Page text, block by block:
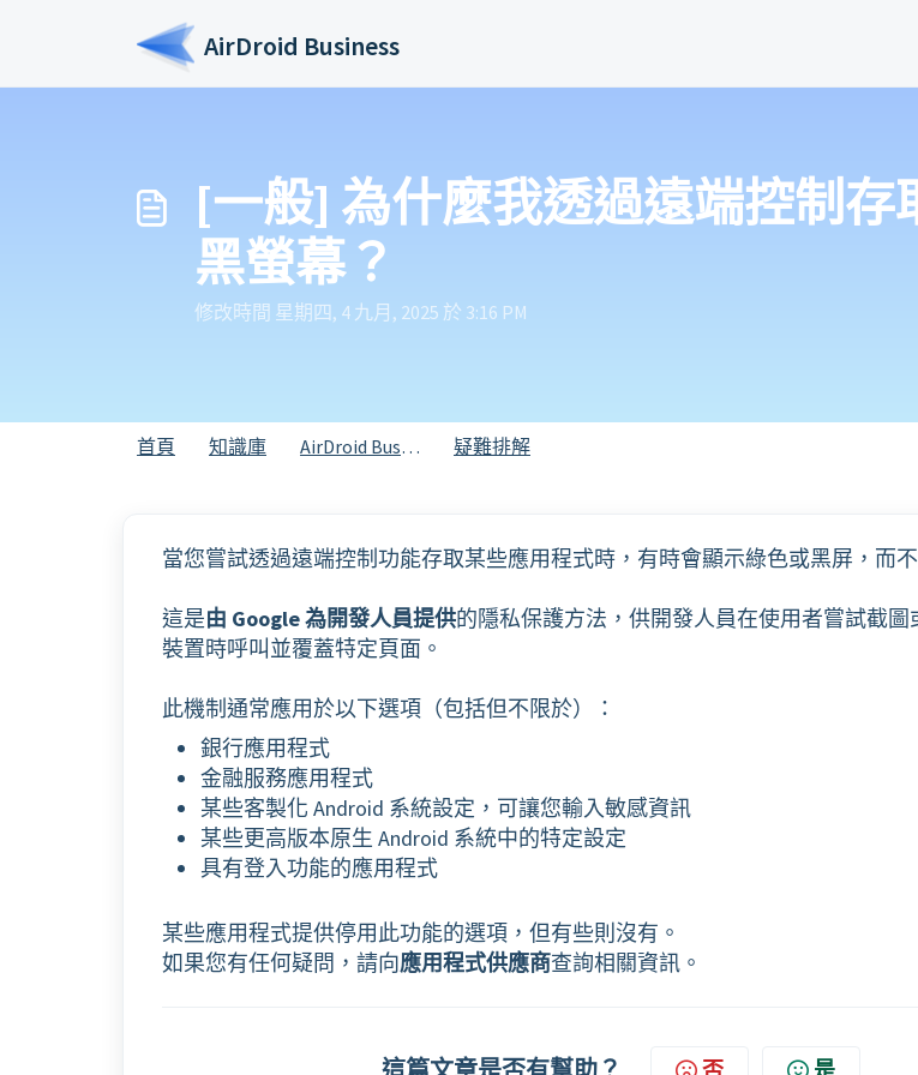
AirDroid Business
[一般] 為什麼我透過遠端控制
黑螢幕？
修改時間 星期四, 4 九月, 2025 於 3:16 PM
首頁 知識庫 AirDroid Business 疑難排解
當您嘗試透過遠端控制功能存取某些應用程式時，有時會顯示綠色或黑屏，而
這是由 Google 為開發人員提供的隱私保護方法，供開發人員在使用者嘗試截
裝置時呼叫並覆蓋特定頁面。
此機制通常應用於以下選項（包括但不限於）：
銀行應用程式
金融服務應用程式
某些客製化 Android 系統設定，可讓您輸入敏感資訊
某些更高版本原生 Android 系統中的特定設定
具有登入功能的應用程式
某些應用程式提供停用此功能的選項，但有些則沒有。
如果您有任何疑問，請向應用程式供應商查詢相關資訊。